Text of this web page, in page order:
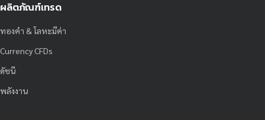
ผลิตภัณฑ์เทรด
ทองคำ & โลหะมีค่า
Currency CFDs
ดัชนี
พลังงาน